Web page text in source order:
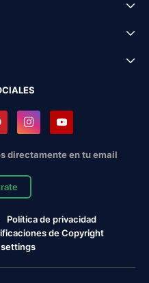
directamente en tu email
Política de privacidad
de Copyright